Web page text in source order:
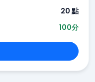
20 點
100分